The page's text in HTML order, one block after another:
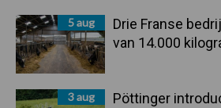
5 aug
Drie Franse
van 14.000
3 aug
Pöttinger